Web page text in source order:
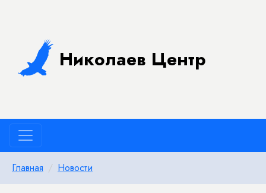
Николаев Центр
Главная Новости